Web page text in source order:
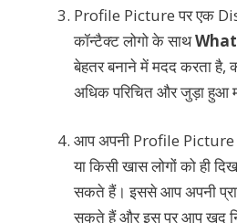
Profile Picture पर एक
कॉन्टैक्ट लोगो के साथ
बेहतर बनाने में मदद करता है,
अधिक परिचित और जुड़ा हुआ
आप अपनी Profile Picture
या किसी खास लोगों को ही
सकते हैं। इससे आप अपनी
सकते हैं और इस पर आप खुद